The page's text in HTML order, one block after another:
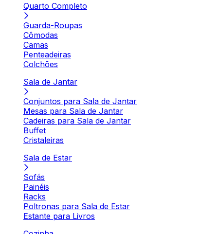
Quarto Completo
Guarda-Roupas
Cômodas
Camas
Penteadeiras
Colchões
Sala de Jantar
Conjuntos para Sala de Jantar
Mesas para Sala de Jantar
Cadeiras para Sala de Jantar
Buffet
Cristaleiras
Sala de Estar
Sofás
Painéis
Racks
Poltronas para Sala de Estar
Estante para Livros